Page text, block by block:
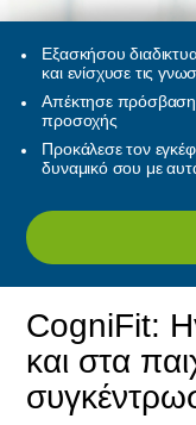
Εξασκήσου
και ενίσχυσε τις
Απέκτησε πρόσβαση
προσοχής
Προκάλεσε τον
δυναμικό σου με
CogniFit:
και στα